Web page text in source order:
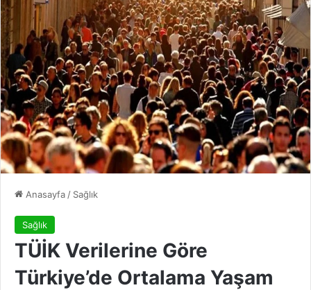
Anasayfa / Sağlık
Sağlık
TÜİK Verilerine Göre
Türkiye’de Ortalama Yaşam